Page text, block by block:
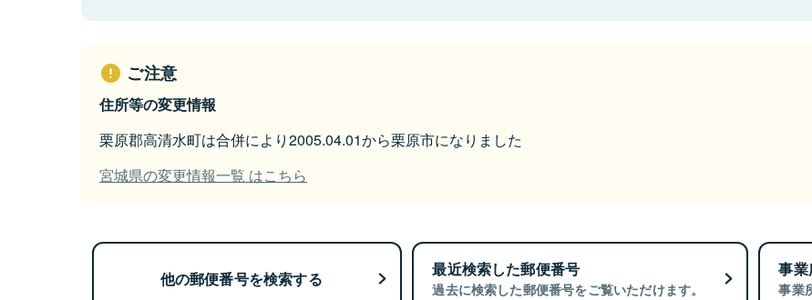
ご注意
住所等の変更情報
栗原郡高清水町は合併により2005.04.01から栗原市になりました
宮城県の変更情報一覧 はこちら
他の郵便番号を検索する 最近検索した郵便番号
過去に検索した郵便番号をご覧いただけます。
事
事業